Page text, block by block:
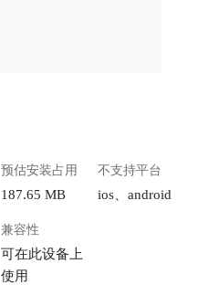
预估安装占用
187.65 MB
不支持平台
ios、android
兼容性
可在此设备上
使用